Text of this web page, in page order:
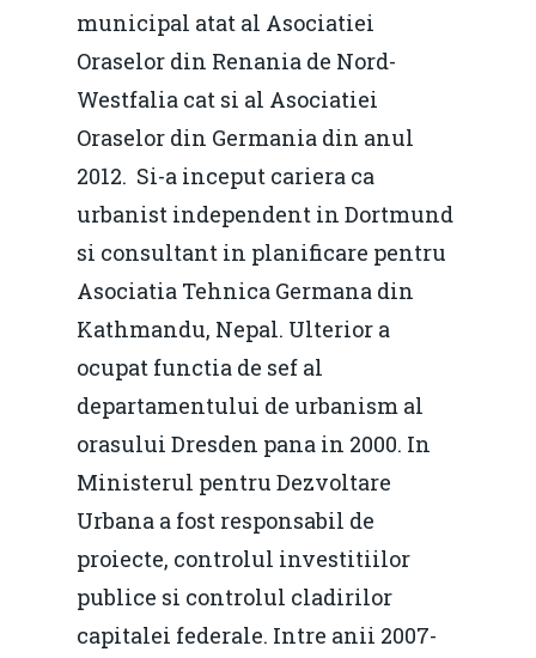
municipal atat al Asociatiei
Oraselor din Renania de Nord-
Westfalia cat si al Asociatiei
Oraselor din Germania din anul
2012. Si-a inceput cariera ca
urbanist independent in Dortmund
si consultant in planificare pentru
Asociatia Tehnica Germana din
Kathmandu, Nepal. Ulterior a
ocupat functia de sef al
departamentului de urbanism al
orasului Dresden pana in 2000. In
Ministerul pentru Dezvoltare
Urbana a fost responsabil de
proiecte, controlul investitiilor
publice si controlul cladirilor
capitalei federale. Intre anii 2007-